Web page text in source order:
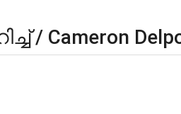
/ Cameron